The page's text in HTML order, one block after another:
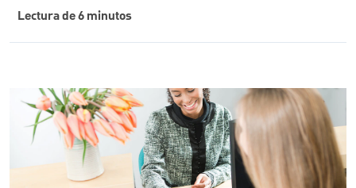
Lectura de 6 minutos